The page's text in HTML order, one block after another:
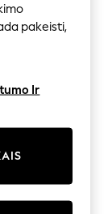
pakeisti,
Ir